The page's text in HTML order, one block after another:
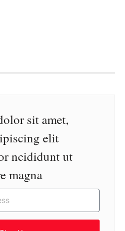
sit amet,
elit
ncididunt ut
magna